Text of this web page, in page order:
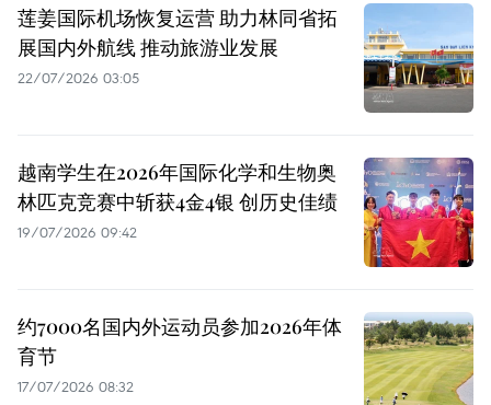
莲姜国际机场恢复运营 助力林同省拓
展国内外航线 推动旅游业发展
22/07/2026 03:05
越南学生在2026年国际化学和生物奥
林匹克竞赛中斩获4金4银 创历史佳绩
19/07/2026 09:42
约7000名国内外运动员参加2026年体
育节
17/07/2026 08:32